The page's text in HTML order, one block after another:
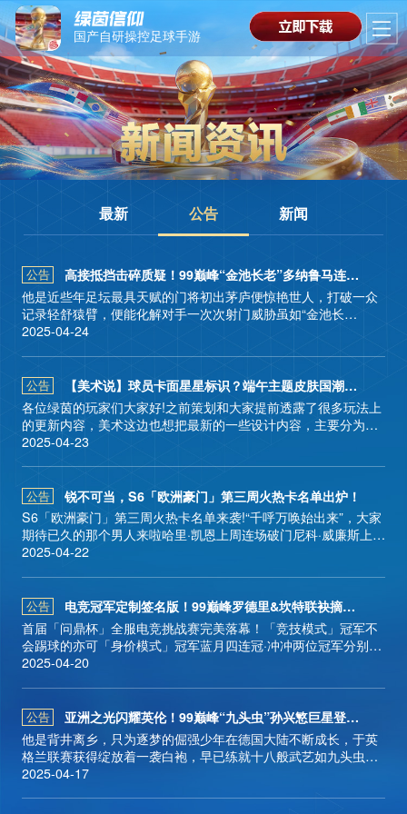
国产自研操控足球手游
首页
版本
视听
礼包兑换
最新 公告 新闻
公告
高接抵挡击碎质疑！99巅峰“金池长老”多纳鲁马连环摘星！
他是近些年足坛最具天赋的门将初出茅庐便惊艳世人，打破一众
记录轻舒猿臂，便能化解对手一次次射门威胁虽如“金池长
老”般，因一时贪嗔落得骂名但却从未有人质疑他场上的表现99巅
西游巅峰门将多纳鲁马、98潜力巅峰中场巴雷拉！
2025-04-24
公告
【美术说】球员卡面星星标识？端午主题皮肤国潮来袭！
各位绿茵的玩家们大家好!之前策划和大家提前透露了很多玩法上
的更新内容，美术这边也想把最新的一些设计内容，主要分为球
星卡面星星标识和端午主题阵容背景皮肤两个部分和大家分享一
2025-04-23
公告
锐不可当，S6「欧洲豪门」第三周火热卡名单出炉！
S6「欧洲豪门」第三周火热卡名单来袭!“千呼万唤始出来”，大家
期待已久的那个男人来啦哈里·凯恩上周连场破门尼科·威廉斯上周
同样连场破门两人携手入选本周火热卡名单本周有疯狂星期三，
2025-04-22
公告
电竞冠军定制签名版！99巅峰罗德里&坎特联袂摘星！
首届「问鼎杯」全服电竞挑战赛完美落幕！「竞技模式」冠军不
会踢球的亦可「身价模式」冠军蓝月四连冠·冲冲两位冠军分别获
得了专属的电竞冠军定制签名球员卡！
2025-04-20
公告
亚洲之光闪耀英伦！99巅峰“九头虫”孙兴慜巨星登场！
他是背井离乡，只为逐梦的倔强少年在德国大陆不断成长，于英
格兰联赛获得绽放着一袭白袍，早已练就十八般武艺如九头虫一
般八方通见，霞飞电掣打破“黄种人踢不好足球”的质疑成为新时
2025-04-17
长按识别二维码